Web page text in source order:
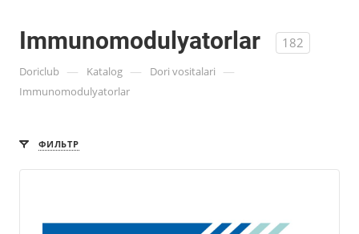
Immunomodulyatorlar 182
Doriclub — Katalog — Dori vositalari —
Immunomodulyatorlar
ФИЛЬТР